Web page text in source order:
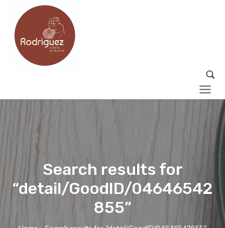
Search results for
“detail/GoodID/04646542
855”